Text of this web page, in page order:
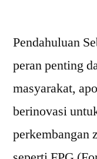
Pendahuluan
peran penting
masyarakat,
berinovasi
perkembangan